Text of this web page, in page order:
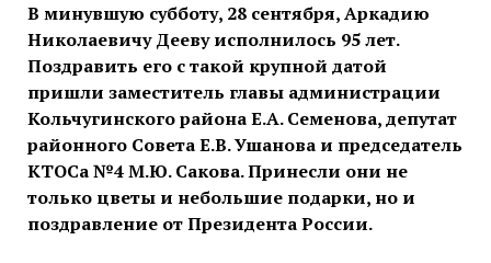
В минувшую субботу, 28 сентября, Аркадию
Николаевичу Дееву исполнилось 95 лет.
Поздравить его с такой крупной датой
пришли заместитель главы администрации
Кольчугинского района Е.А. Семенова, депутат
районного Совета Е.В. Ушанова и председатель
КТОСа №4 М.Ю. Сакова. Принесли они не
только цветы и небольшие подарки, но и
поздравление от Президента России.